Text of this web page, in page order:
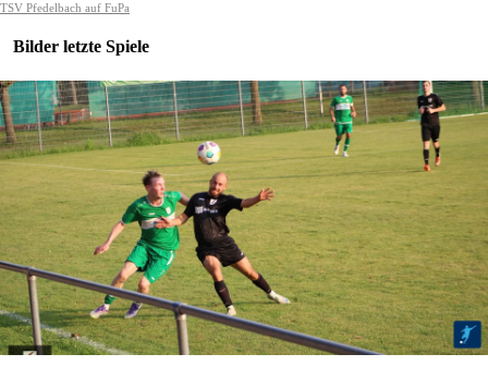
TSV Pfedelbach auf FuPa
Bilder letzte Spiele